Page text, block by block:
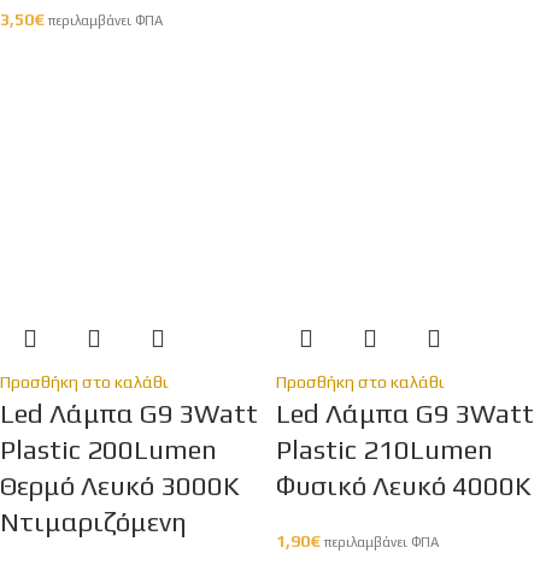
3,50€ περιλαμβάνει ΦΠΑ
Προσθήκη στο καλάθι
Led Λάμπα G9 3Watt
Plastic 200Lumen
Θερμό Λευκό 3000Κ
Ντιμαριζόμενη
Προσθήκη στο καλάθι
Led Λάμπα G9 3Watt
Plastic 210Lumen
Φυσικό Λευκό 4000Κ
1,90€ περιλαμβάνει ΦΠΑ